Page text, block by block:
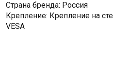
Страна бренда: Россия
Крепление: Крепление на
VESA